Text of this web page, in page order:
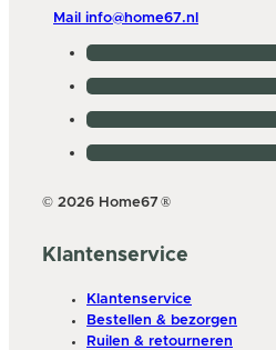
Mail info@home67.nl
© 2026 Home67 ®
Klantenservice
Klantenservice
Bestellen & bezorgen
Ruilen & retourneren